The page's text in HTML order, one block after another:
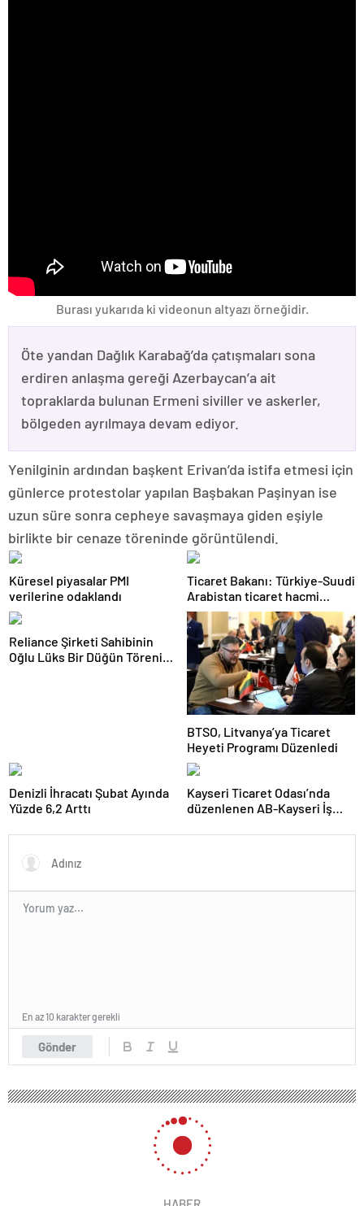
Burası yukarıda ki videonun altyazı örneğidir.
Öte yandan Dağlık Karabağ’da çatışmaları sona
erdiren anlaşma gereği Azerbaycan’a ait
topraklarda bulunan Ermeni siviller ve askerler,
bölgeden ayrılmaya devam ediyor.
Yenilginin ardından başkent Erivan’da istifa etmesi için
günlerce protestolar yapılan Başbakan Paşinyan ise
uzun süre sonra cepheye savaşmaya giden eşiyle
birlikte bir cenaze töreninde görüntülendi.
Küresel piyasalar PMI
verilerine odaklandı
Ticaret Bakanı: Türkiye-Suudi
Arabistan ticaret hacmi
artacak
Reliance Şirketi Sahibinin
Oğlu Lüks Bir Düğün Töreni
BTSO, Litvanya’ya Ticaret
Heyeti Programı Düzenledi
Denizli İhracatı Şubat Ayında
Yüzde 6,2 Arttı
Kayseri Ticaret Odası’nda
düzenlenen AB-Kayseri İş
ve dijitalleşme vurgusu
Gönder
En az 10 karakter gerekli